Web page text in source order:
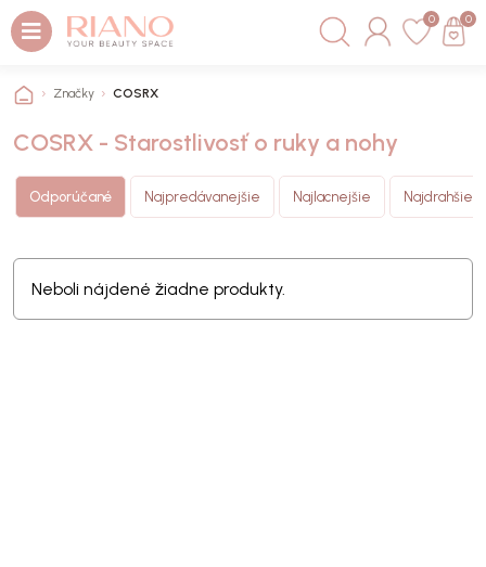
0 0
Značky COSRX
COSRX - Starostlivosť o ruky a nohy
Odporúčané Najpredávanejšie Najlacnejšie Najdrahšie
Neboli nájdené žiadne produkty.